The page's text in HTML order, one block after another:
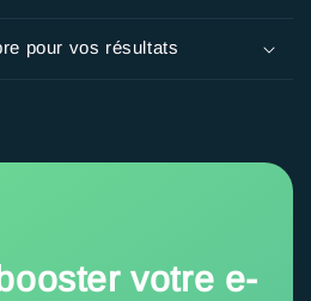
pour vos résultats
votre e-